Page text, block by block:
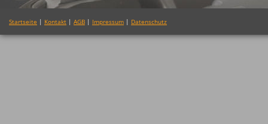
Startseite | Kontakt | AGB | Impressum | Datenschutz